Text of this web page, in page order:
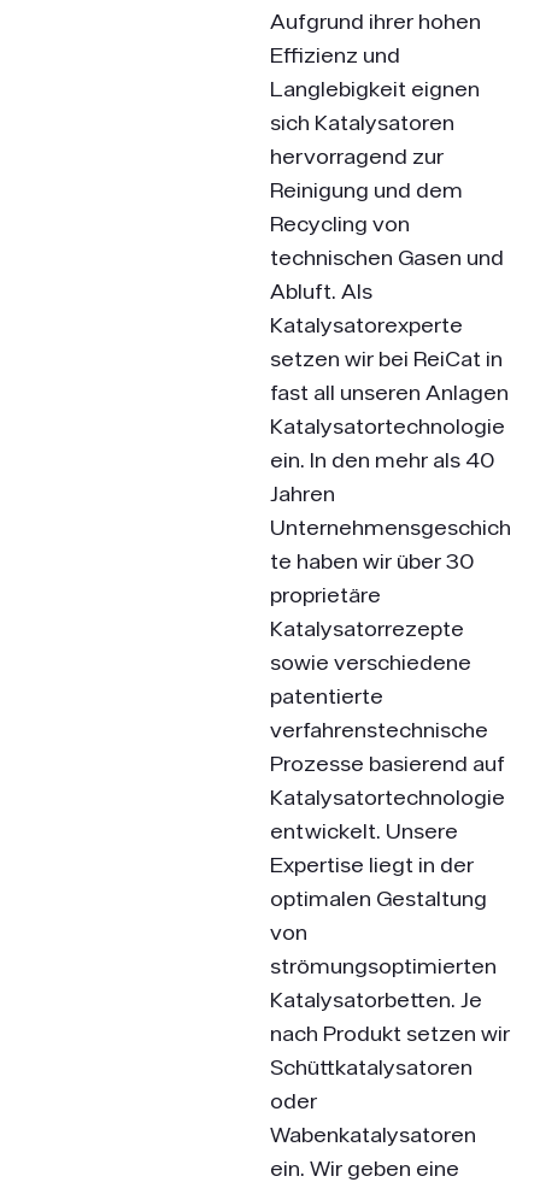
Aufgrund ihrer hohen
Effizienz und
Langlebigkeit eignen
sich Katalysatoren
hervorragend zur
Reinigung und dem
Recycling von
technischen Gasen und
Abluft. Als
Katalysatorexperte
setzen wir bei ReiCat in
fast all unseren Anlagen
Katalysatortechnologie
ein. In den mehr als 40
Jahren
Unternehmensgeschich
te haben wir über 30
proprietäre
Katalysatorrezepte
sowie verschiedene
patentierte
verfahrenstechnische
Prozesse basierend auf
Katalysatortechnologie
entwickelt. Unsere
Expertise liegt in der
optimalen Gestaltung
von
strömungsoptimierten
Katalysatorbetten. Je
nach Produkt setzen wir
Schüttkatalysatoren
oder
Wabenkatalysatoren
ein. Wir geben eine